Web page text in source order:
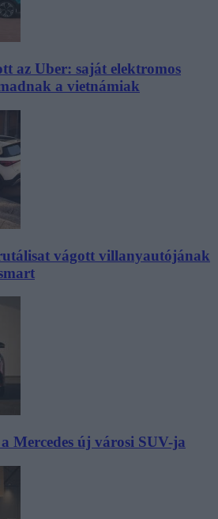
az Uber: saját elektromos
a vietnámiak
vágott villanyautójának
Mercedes új városi SUV-ja